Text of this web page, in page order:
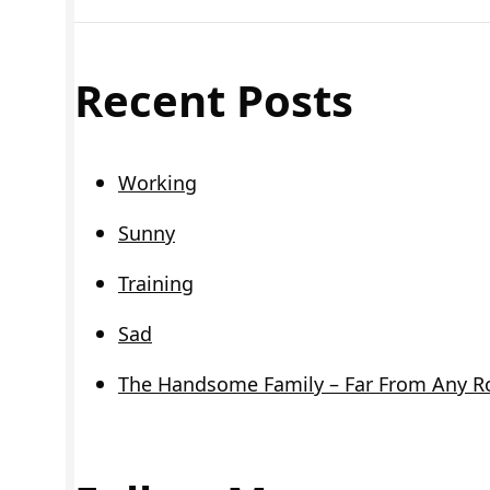
Recent Posts
Working
Sunny
Training
Sad
The Handsome Family – Far From Any